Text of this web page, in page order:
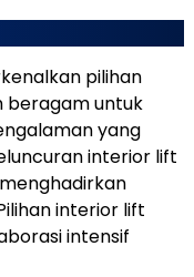
pilihan
beragam untuk
yang
interior lift
interior lift
intensif